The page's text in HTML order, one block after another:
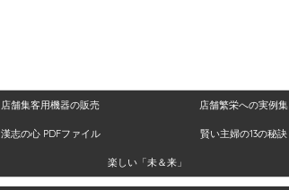
店舗集客用機器の販売 店舗繁栄への実例集
漢志の心 PDFファイル 賢い主婦の13の秘訣
楽しい「未＆来」